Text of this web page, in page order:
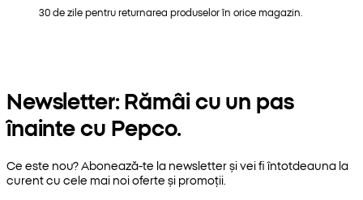
30 de zile pentru returnarea produselor în orice magazin.
Newsletter: Rămâi cu un pas
înainte cu Pepco.
Ce este nou? Abonează-te la newsletter și vei fi întotdeauna la
curent cu cele mai noi oferte și promoții.